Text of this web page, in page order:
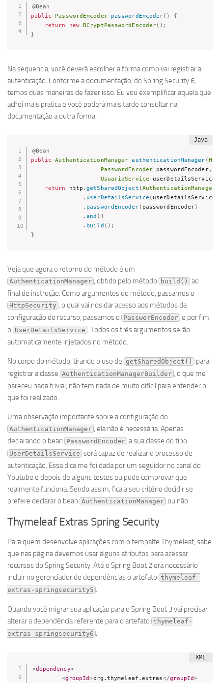
@Bean
public
PasswordEncoder passwordEncoder( )
{
return
new BCryptPasswordEncoder( ) ;
}
Na sequencia, você deverá escolher a forma como vai registrar a
autenticação. Conforme a documentação, do Spring Security 6,
temos duas maneiras de fazer isso. Eu vou exemplificar aquela que
achei mais pratica e você poderá mais tarde consultar na
documentação a outra forma:
@Bean
public AuthenticationManager authenticationManager (
PasswordEncoder passwordEncoder,
UsuarioService userDetailsService
return
http .getSharedObject (
. userDetailsService ( userDetailsService
. passwordEncoder( passwordEncoder)
.and ( )
. build ( ) ;
}
Veja que agora o retorno do método é um
AuthenticationManager , obtido pelo método build()
ao
final de instrução. Como argumentos do método, passamos o
HttpSecurity , o qual vai nos dar acesso aos métodos da
configuração do recurso, passamos o PassworEncoder e por fim
o UserDetailsService . Todos os três argumentos serão
automaticamente injetados no método.
No corpo do método, tirando o uso de getSharedObject()
para
registrar a classe AuthenticationManagerBuilder , o que me
pareceu nada trivial, não tem nada de muito difícil para entender o
que foi realizado.
Uma observação importante sobre a configuração do
AuthenticationManager , ela não é necessária. Apenas
declarando o bean PasswordEncoder a sua classe do tipo
UserDetailsService será capaz de realizar o processo de
autenticação. Essa dica me foi dada por um seguidor no canal do
Youtube e depois de alguns testes eu pude comprovar que
realmente funciona. Sendo assim, fica a seu critério decidir se
prefere declarar o bean AuthenticationManager ou não.
Thymeleaf Extras Spring Security
Para quem desenvolve aplicações com o tempalte Thymeleaf, sabe
que nas página devemos usar alguns atributos para acessar
recursos do Spring Security. Até o Spring Boot 2 era necessário
incluir no gerenciador de dependências o artefato thymeleaf-
extras-springsecurity5 .
Quando você migrar sua aplicação para o Spring Boot 3 vai precisar
alterar a dependência referente para o artefato thymeleaf-
extras-springsecurity6 :
<dependency>
<groupId>org.thymeleaf.extras</groupId>